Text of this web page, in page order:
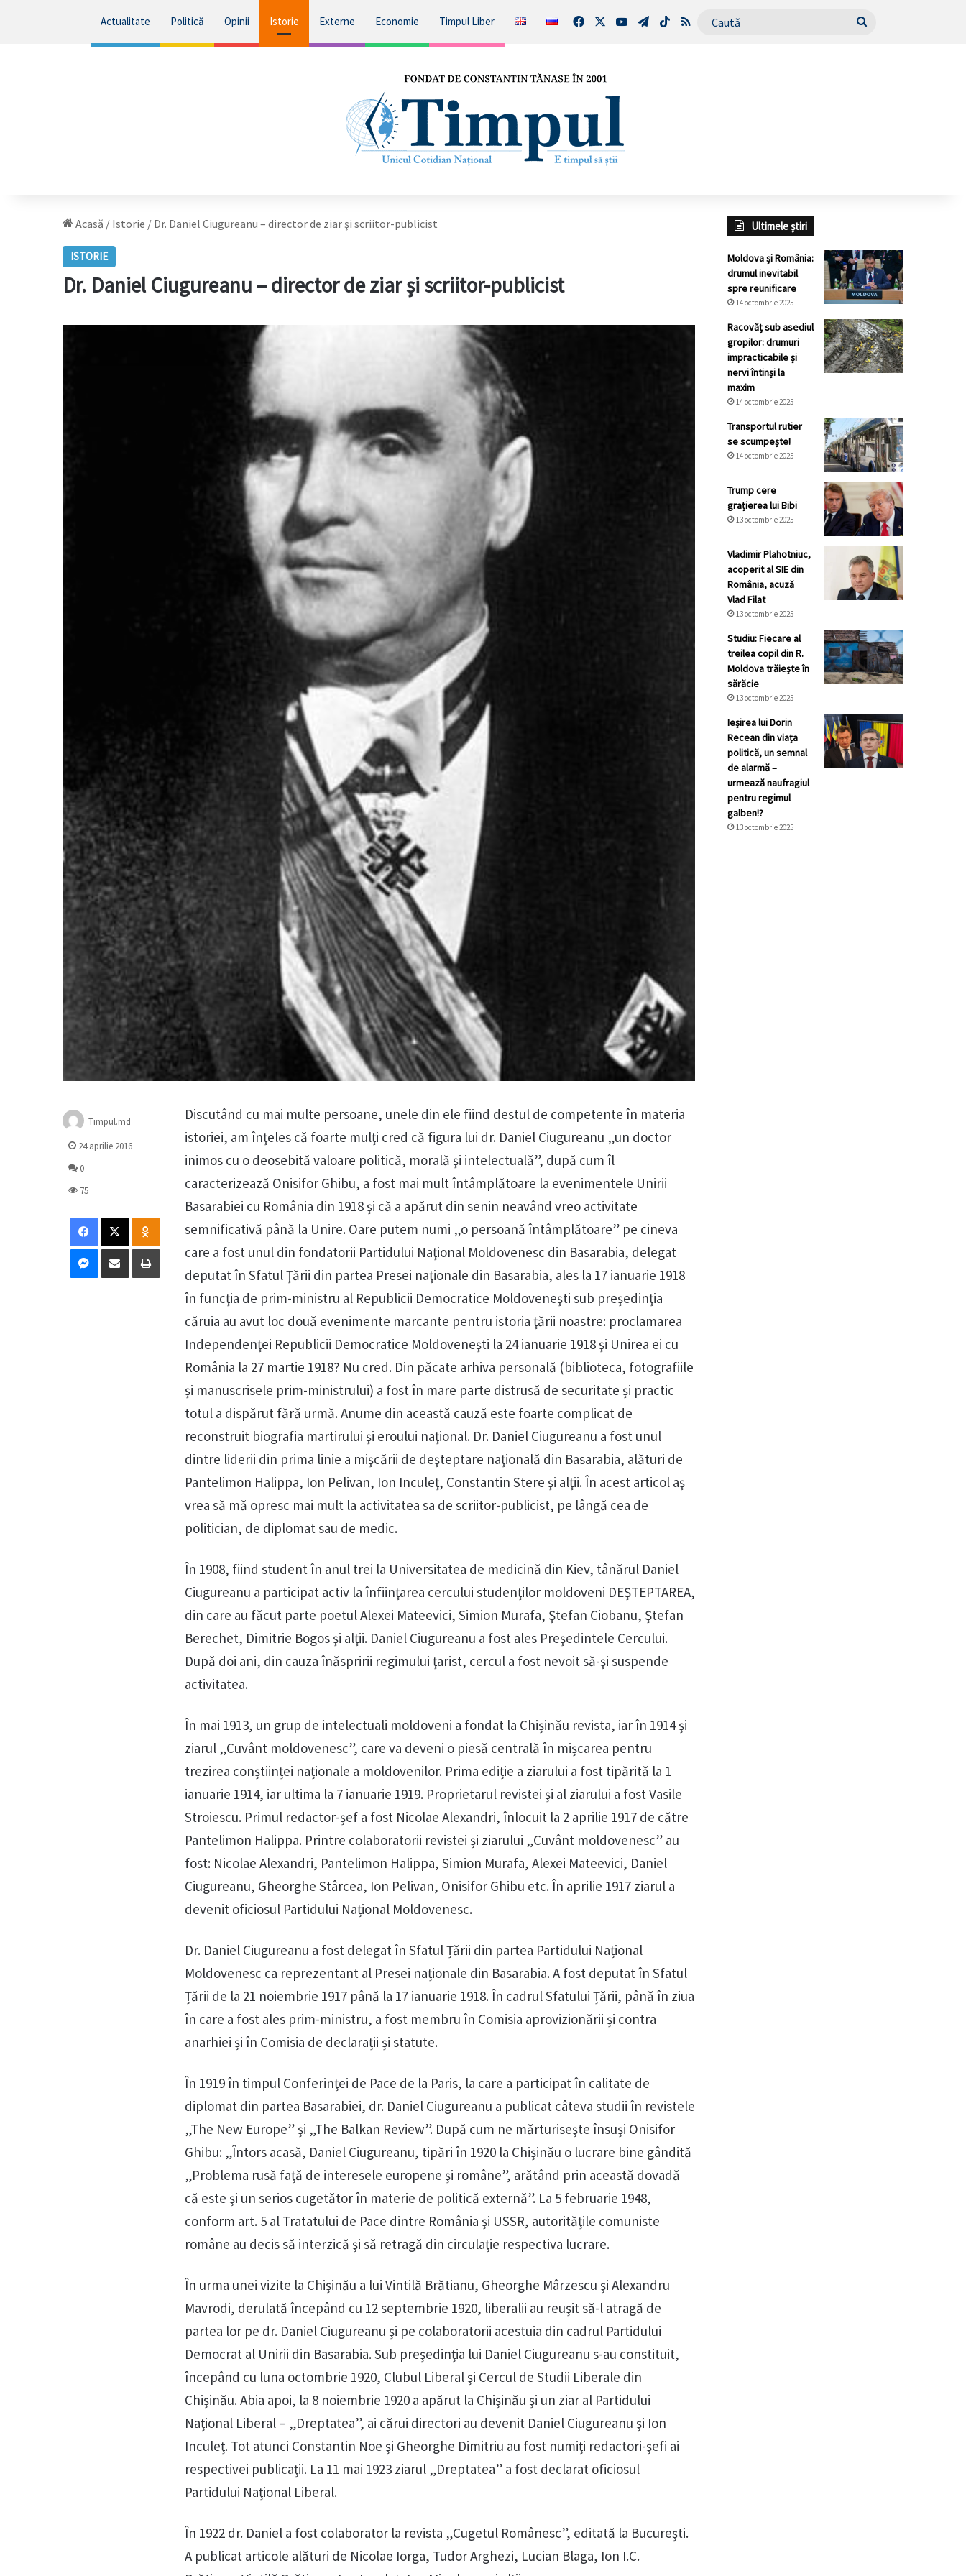
Actualitate Politică Opinii Istorie Externe Economie Timpul Liber FacebookYouTubeTelegram
TikTokRSS Caută
Acasă / Istorie / Dr. Daniel Ciugureanu – director de ziar şi scriitor-publicist
ISTORIE
Dr. Daniel Ciugureanu – director de ziar şi scriitor-publicist
Discutând cu mai multe persoane, unele din ele fiind destul de competente în materia
istoriei, am înţeles că foarte mulţi cred că figura lui dr. Daniel Ciugureanu „un doctor
inimos cu o deosebită valoare politică, morală şi intelectuală”, după cum îl
caracterizează Onisifor Ghibu, a fost mai mult întâmplătoare la evenimentele Unirii
Basarabiei cu România din 1918 şi că a apărut din senin neavând vreo activitate
semnificativă până la Unire. Oare putem numi „o persoană întâmplătoare” pe cineva
care a fost unul din fondatorii Partidului Naţional Moldovenesc din Basarabia, delegat
deputat în Sfatul Ţării din partea Presei naţionale din Basarabia, ales la 17 ianuarie 1918
în funcţia de prim-ministru al Republicii Democratice Moldoveneşti sub preşedinţia
căruia au avut loc două evenimente marcante pentru istoria ţării noastre: proclamarea
Independenţei Republicii Democratice Moldoveneşti la 24 ianuarie 1918 şi Unirea ei cu
România la 27 martie 1918? Nu cred. Din păcate arhiva personală (biblioteca, fotografiile
și manuscrisele prim-ministrului) a fost în mare parte distrusă de securitate și practic
totul a dispărut fără urmă. Anume din această cauză este foarte complicat de
reconstruit biografia martirului şi eroului naţional. Dr. Daniel Ciugureanu a fost unul
dintre liderii din prima linie a mişcării de deşteptare naţională din Basarabia, alături de
Pantelimon Halippa, Ion Pelivan, Ion Inculeţ, Constantin Stere şi alţii. În acest articol aş
vrea să mă opresc mai mult la activitatea sa de scriitor-publicist, pe lângă cea de
politician, de diplomat sau de medic.
În 1908, fiind student în anul trei la Universitatea de medicină din Kiev, tânărul Daniel
Ciugureanu a participat activ la înfiinţarea cercului studenţilor moldoveni DEŞTEPTAREA,
din care au făcut parte poetul Alexei Mateevici, Simion Murafa, Ştefan Ciobanu, Ştefan
Berechet, Dimitrie Bogos şi alţii. Daniel Ciugureanu a fost ales Preşedintele Cercului.
După doi ani, din cauza înăspririi regimului ţarist, cercul a fost nevoit să-şi suspende
activitatea.
În mai 1913, un grup de intelectuali moldoveni a fondat la Chișinău revista, iar în 1914 şi
ziarul „Cuvânt moldovenesc”, care va deveni o piesă centrală în mișcarea pentru
trezirea conștiinței naționale a moldovenilor. Prima ediție a ziarului a fost tipărită la 1
ianuarie 1914, iar ultima la 7 ianuarie 1919. Proprietarul revistei şi al ziarului a fost Vasile
Stroiescu. Primul redactor-șef a fost Nicolae Alexandri, înlocuit la 2 aprilie 1917 de către
Pantelimon Halippa. Printre colaboratorii revistei și ziarului „Cuvânt moldovenesc” au
fost: Nicolae Alexandri, Pantelimon Halippa, Simion Murafa, Alexei Mateevici, Daniel
Ciugureanu, Gheorghe Stârcea, Ion Pelivan, Onisifor Ghibu etc. În aprilie 1917 ziarul a
devenit oficiosul Partidului Național Moldovenesc.
Dr. Daniel Ciugureanu a fost delegat în Sfatul Țării din partea Partidului Național
Moldovenesc ca reprezentant al Presei naționale din Basarabia. A fost deputat în Sfatul
Țării de la 21 noiembrie 1917 până la 17 ianuarie 1918. În cadrul Sfatului Țării, până în ziua
în care a fost ales prim-ministru, a fost membru în Comisia aprovizionării și contra
anarhiei și în Comisia de declarații și statute.
În 1919 în timpul Conferinţei de Pace de la Paris, la care a participat în calitate de
diplomat din partea Basarabiei, dr. Daniel Ciugureanu a publicat câteva studii în revistele
„The New Europe” şi „The Balkan Review”. După cum ne mărturiseşte însuşi Onisifor
Ghibu: „Întors acasă, Daniel Ciugureanu, tipări în 1920 la Chişinău o lucrare bine gândită
„Problema rusă faţă de interesele europene şi române”, arătând prin această dovadă
că este şi un serios cugetător în materie de politică externă”. La 5 februarie 1948,
conform art. 5 al Tratatului de Pace dintre România şi USSR, autorităţile comuniste
române au decis să interzică şi să retragă din circulaţie respectiva lucrare.
În urma unei vizite la Chişinău a lui Vintilă Brătianu, Gheorghe Mârzescu şi Alexandru
Mavrodi, derulată începând cu 12 septembrie 1920, liberalii au reuşit să-l atragă de
partea lor pe dr. Daniel Ciugureanu şi pe colaboratorii acestuia din cadrul Partidului
Democrat al Unirii din Basarabia. Sub preşedinţia lui Daniel Ciugureanu s-au constituit,
începând cu luna octombrie 1920, Clubul Liberal şi Cercul de Studii Liberale din
Chişinău. Abia apoi, la 8 noiembrie 1920 a apărut la Chişinău şi un ziar al Partidului
Naţional Liberal – „Dreptatea”, ai cărui directori au devenit Daniel Ciugureanu şi Ion
Inculeţ. Tot atunci Constantin Noe şi Gheorghe Dimitriu au fost numiţi redactori-şefi ai
respectivei publicaţii. La 11 mai 1923 ziarul „Dreptatea” a fost declarat oficiosul
Partidului Naţional Liberal.
În 1922 dr. Daniel a fost colaborator la revista „Cugetul Românesc”, editată la Bucureşti.
A publicat articole alături de Nicolae Iorga, Tudor Arghezi, Lucian Blaga, Ion I.C.
Timpul.md
24 aprilie 2016
0
75
Facebook
X Odnoklassniki
Messenger
Distribuie prin mail Tipărește
Ultimele știri
Moldova și România:
drumul inevitabil
spre reunificare
14 octombrie 2025
Racovăț sub asediul
gropilor: drumuri
impracticabile și
nervi întinși la
maxim
14 octombrie 2025
Transportul rutier
se scumpește!
14 octombrie 2025
Trump cere
grațierea lui Bibi
13 octombrie 2025
Vladimir Plahotniuc,
acoperit al SIE din
România, acuză
Vlad Filat
13 octombrie 2025
Studiu: Fiecare al
treilea copil din R.
Moldova trăiește în
sărăcie
13 octombrie 2025
Ieșirea lui Dorin
Recean din viața
politică, un semnal
de alarmă –
urmează naufragiul
pentru regimul
galben!?
13 octombrie 2025